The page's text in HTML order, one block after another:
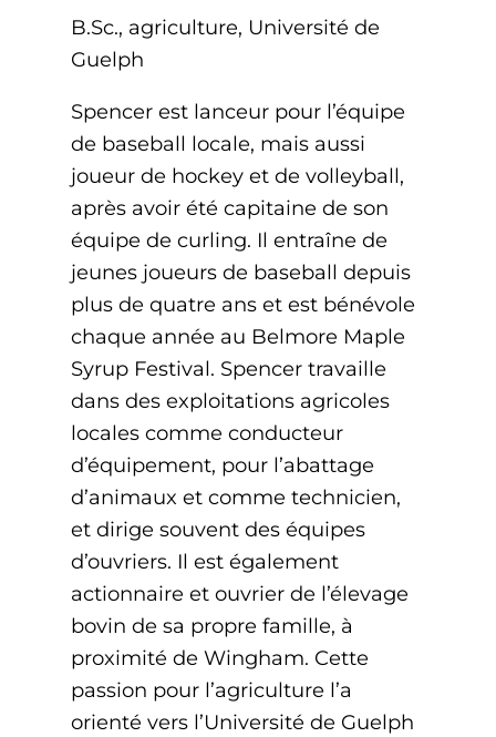
B.Sc., agriculture, Université de
Guelph
Spencer est lanceur pour l’équipe
de baseball locale, mais aussi
joueur de hockey et de volleyball,
après avoir été capitaine de son
équipe de curling. Il entraîne de
jeunes joueurs de baseball depuis
plus de quatre ans et est bénévole
chaque année au Belmore Maple
Syrup Festival. Spencer travaille
dans des exploitations agricoles
locales comme conducteur
d’équipement, pour l’abattage
d’animaux et comme technicien,
et dirige souvent des équipes
d’ouvriers. Il est également
actionnaire et ouvrier de l’élevage
bovin de sa propre famille, à
proximité de Wingham. Cette
passion pour l’agriculture l’a
orienté vers l’Université de Guelph